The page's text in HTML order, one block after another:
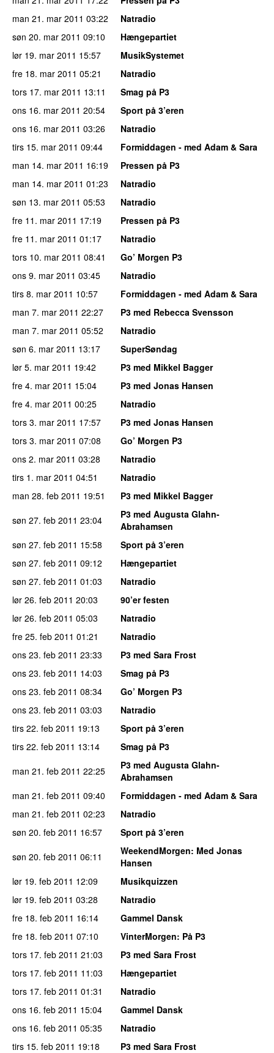
man 21. mar 2011 03:22
Natradio
søn 20. mar 2011 09:10
Hængepartiet
lør 19. mar 2011 15:57
MusikSystemet
fre 18. mar 2011 05:21
Natradio
tors 17. mar 2011 13:11
Smag på P3
ons 16. mar 2011 20:54
Sport på 3’eren
ons 16. mar 2011 03:26
Natradio
tirs 15. mar 2011 09:44
Formiddagen - med Adam & Sara
man 14. mar 2011 16:19
Pressen på P3
man 14. mar 2011 01:23
Natradio
søn 13. mar 2011 05:53
Natradio
fre 11. mar 2011 17:19
Pressen på P3
fre 11. mar 2011 01:17
Natradio
tors 10. mar 2011 08:41
Go’ Morgen P3
ons 9. mar 2011 03:45
Natradio
tirs 8. mar 2011 10:57
Formiddagen - med Adam & Sara
man 7. mar 2011 22:27
P3 med Rebecca Svensson
man 7. mar 2011 05:52
Natradio
søn 6. mar 2011 13:17
SuperSøndag
lør 5. mar 2011 19:42
P3 med Mikkel Bagger
fre 4. mar 2011 15:04
P3 med Jonas Hansen
fre 4. mar 2011 00:25
Natradio
tors 3. mar 2011 17:57
P3 med Jonas Hansen
tors 3. mar 2011 07:08
Go’ Morgen P3
ons 2. mar 2011 03:28
Natradio
tirs 1. mar 2011 04:51
Natradio
man 28. feb 2011 19:51
P3 med Mikkel Bagger
søn 27. feb 2011 23:04
P3 med Augusta Glahn-
Abrahamsen
søn 27. feb 2011 15:58
Sport på 3’eren
søn 27. feb 2011 09:12
Hængepartiet
søn 27. feb 2011 01:03
Natradio
lør 26. feb 2011 20:03
90’er festen
lør 26. feb 2011 05:03
Natradio
fre 25. feb 2011 01:21
Natradio
ons 23. feb 2011 23:33
P3 med Sara Frost
ons 23. feb 2011 14:03
Smag på P3
ons 23. feb 2011 08:34
Go’ Morgen P3
ons 23. feb 2011 03:03
Natradio
tirs 22. feb 2011 19:13
Sport på 3’eren
tirs 22. feb 2011 13:14
Smag på P3
man 21. feb 2011 22:25
P3 med Augusta Glahn-
Abrahamsen
man 21. feb 2011 09:40
Formiddagen - med Adam & Sara
man 21. feb 2011 02:23
Natradio
søn 20. feb 2011 16:57
Sport på 3’eren
søn 20. feb 2011 06:11 WeekendMorgen: Med Jonas
Hansen
lør 19. feb 2011 12:09
Musikquizzen
lør 19. feb 2011 03:28
Natradio
fre 18. feb 2011 16:14
Gammel Dansk
fre 18. feb 2011 07:10 VinterMorgen: På P3
tors 17. feb 2011 21:03
P3 med Sara Frost
tors 17. feb 2011 11:03
Hængepartiet
tors 17. feb 2011 01:31
Natradio
ons 16. feb 2011 15:04
Gammel Dansk
ons 16. feb 2011 05:35
Natradio
tirs 15. feb 2011 19:18
P3 med Sara Frost